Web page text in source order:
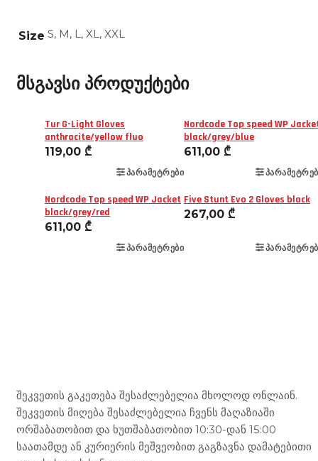
Size S, M, L, XL, XXL
მსგავსი პროდუქტები
Tur G-Light Gloves
anthracite/yellow fluo
119,00 ₾
ᲞᲐᲠᲐᲛᲔᲢᲠᲔᲑᲘ
Nordcode Top speed WP
black/grey/blue
611,00 ₾
Nordcode Top speed WP Jacket
black/grey/red
611,00 ₾
ᲞᲐᲠᲐᲛᲔᲢᲠᲔᲑᲘ
Five Stunt Evo 2 Gloves black
267,00 ₾
შეკვეთის გაკეთება შესაძლებელია მხოლოდ ონლაინ.
შეკვეთის მიღება შესაძლებელია ჩვენს მაღაზიაში
ორშაბათობით და ხუთშაბათობით 10:30-დან 15:00
საათამდე ან კურიერის მეშვეობით გაგზავნა დამატებითი